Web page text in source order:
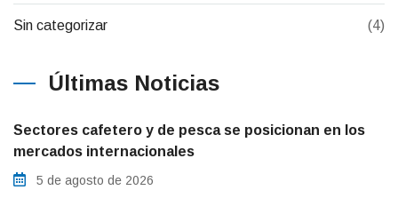
Sin categorizar (4)
Últimas Noticias
Sectores cafetero y de pesca se posicionan en los
mercados internacionales
5 de agosto de 2026